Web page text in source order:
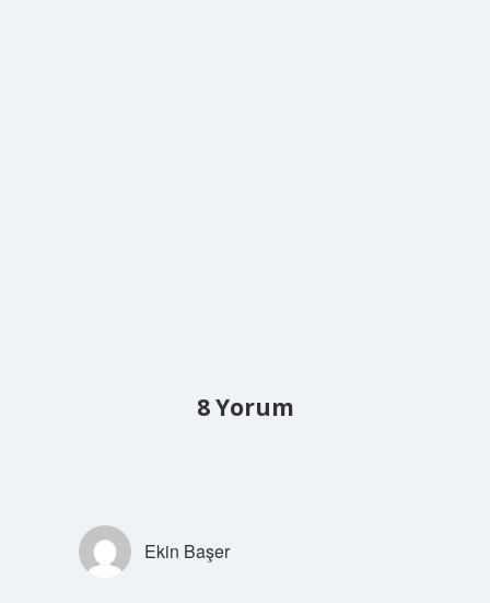
8 Yorum
Ekin Başer